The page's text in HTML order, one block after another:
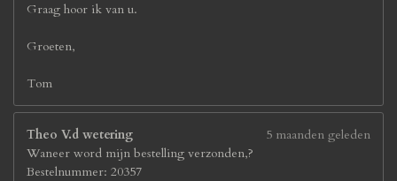
Graag hoor ik van u.
Groeten,
Tom
Theo V.d wetering
5 maanden geleden
Waneer word mijn bestelling verzonden,?
Bestelnummer: 20357